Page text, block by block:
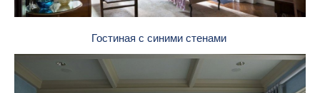
Гостиная с синими стенами